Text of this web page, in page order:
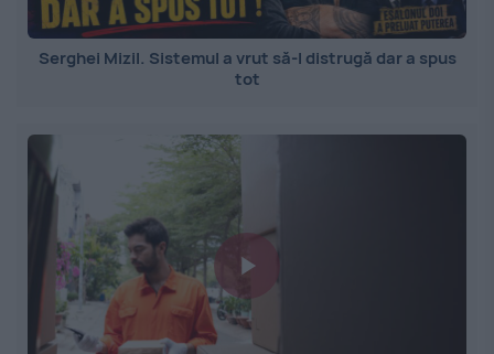
Serghei Mizil. Sistemul a vrut să-l distrugă dar a spus
tot